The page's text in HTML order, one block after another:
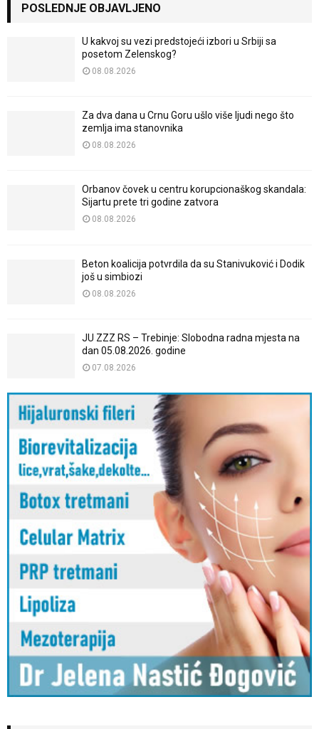
POSLEDNJE OBJAVLJENO
U kakvoj su vezi predstojeći izbori u Srbiji sa
posetom Zelenskog?
08.08.2026
Za dva dana u Crnu Goru ušlo više ljudi nego što
zemlja ima stanovnika
08.08.2026
Orbanov čovek u centru korupcionaškog skandala:
Sijartu prete tri godine zatvora
08.08.2026
Beton koalicija potvrdila da su Stanivuković i Dodik
još u simbiozi
08.08.2026
JU ZZZ RS – Trebinje: Slobodna radna mjesta na
dan 05.08.2026. godine
07.08.2026